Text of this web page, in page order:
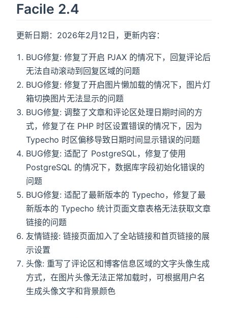
Facile 2.4
更新日期：2026年2月12日，更新内容：
BUG修复: 修复了开启 PJAX 的情况下，回复评论后
无法自动滚动到回复区域的问题
BUG修复: 修复了开启图片懒加载的情况下，图片灯
箱切换图片无法显示的问题
BUG修复: 调整了文章和评论区处理日期时间的方
式，修复了在 PHP 时区设置错误的情况下，因为
Typecho 时区偏移导致日期时间显示错误的问题
BUG修复: 适配了 PostgreSQL，修复了使用
PostgreSQL 的情况下，数据库字段初始化错误的
问题
BUG修复: 适配了最新版本的 Typecho，修复了最
新版本的 Typecho 统计页面文章表格无法获取文章
链接的问题
友情链接: 链接页面加入了全站链接和首页链接的展
示设置
头像: 重写了评论区和博客信息区域的文字头像生成
方式，在图片头像无法正常加载时，可根据用户名
生成头像文字和背景颜色